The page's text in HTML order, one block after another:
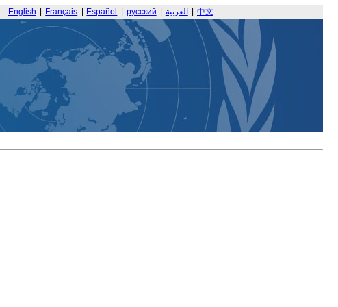
English Français Español русский العربية 中文